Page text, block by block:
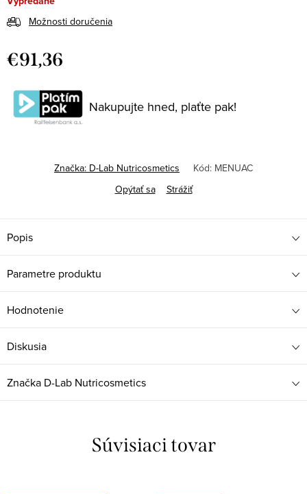
Možnosti doručenia
€91,36
cena:
Nakupujte hned, plaťte pak!
Značka: D-Lab Nutricosmetics Kód: MENUAC
Opýtať sa
Strážiť
Popis
Parametre produktu
Hodnotenie
Diskusia
Značka D-Lab Nutricosmetics
Súvisiaci tovar